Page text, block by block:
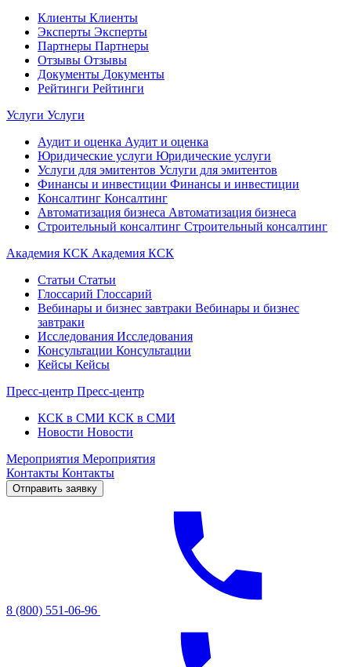
Клиенты Клиенты
Эксперты Эксперты
Партнеры Партнеры
Отзывы Отзывы
Документы Документы
Рейтинги Рейтинги
Услуги Услуги
Аудит и оценка Аудит и оценка
Юридические услуги Юридические услуги
Услуги для эмитентов Услуги для эмитентов
Финансы и инвестиции Финансы и инвестиции
Консалтинг Консалтинг
Автоматизация бизнеса Автоматизация бизнеса
Строительный консалтинг Строительный консалтинг
Академия КСК Академия КСК
Статьи Статьи
Глоссарий Глоссарий
Вебинары и бизнес завтраки Вебинары и бизнес
завтраки
Исследования Исследования
Консультации Консультации
Кейсы Кейсы
Пресс-центр Пресс-центр
КСК в СМИ КСК в СМИ
Новости Новости
Мероприятия Мероприятия
Контакты Контакты
Отправить заявку
8 (800) 551-06-96